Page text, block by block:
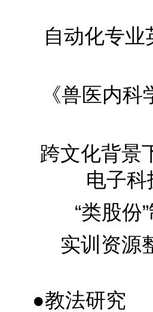
自动化专业
《兽医内
跨文化背
电子科
“类股份
实训资源
●教法研究